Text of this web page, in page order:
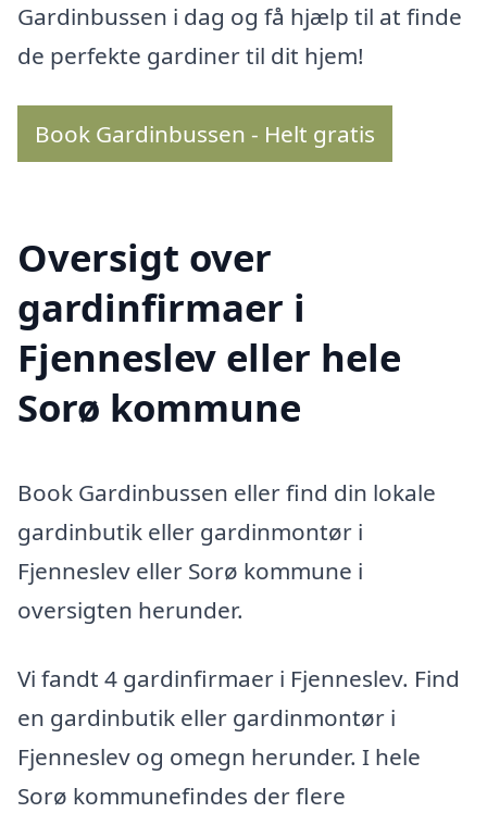
Gardinbussen i dag og få hjælp til at finde
de perfekte gardiner til dit hjem!
Book Gardinbussen - Helt gratis
Oversigt over
gardinfirmaer i
Fjenneslev eller hele
Sorø kommune
Book Gardinbussen eller find din lokale
gardinbutik eller gardinmontør i
Fjenneslev eller Sorø kommune i
oversigten herunder.
Vi fandt 4 gardinfirmaer i Fjenneslev. Find
en gardinbutik eller gardinmontør i
Fjenneslev og omegn herunder. I hele
Sorø kommunefindes der flere